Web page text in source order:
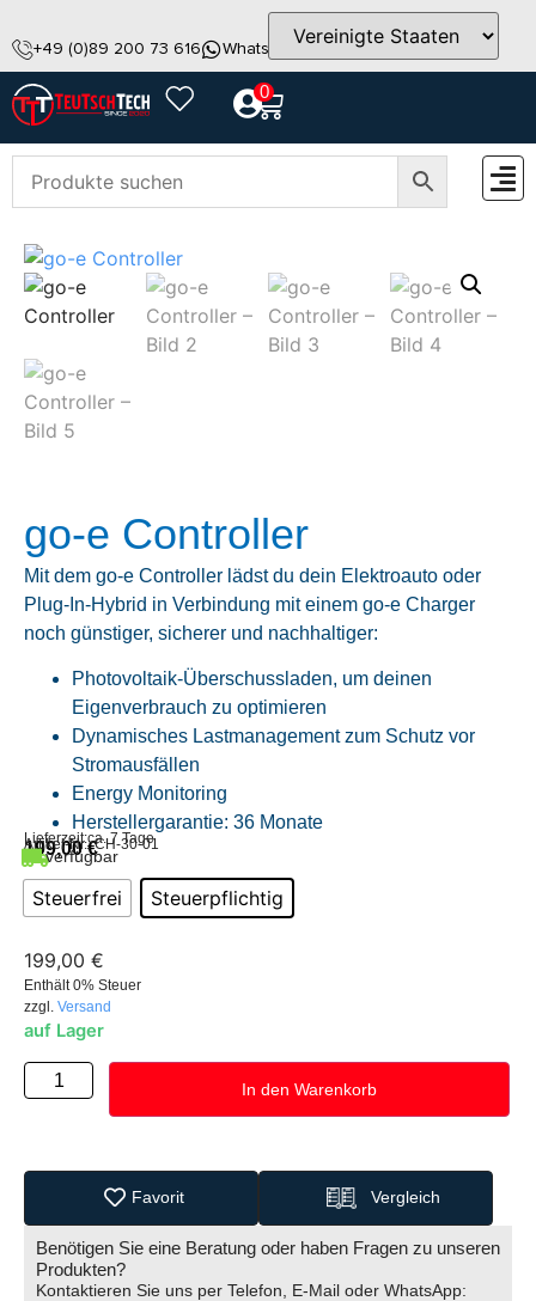
+49 (0)89 200 73 616 WhatsApp info@teutschtech.com
0
go-e Controller
Mit dem go-e Controller lädst du dein Elektroauto oder
Plug-In-Hybrid in Verbindung mit einem go-e Charger
noch günstiger, sicherer und nachhaltiger:
Photovoltaik-Überschussladen, um deinen
Eigenverbrauch zu optimieren
Dynamisches Lastmanagement zum Schutz vor
Stromausfällen
Energy Monitoring
Herstellergarantie: 36 Monate
199,00€
Artikel-Nr.: CH-30-01
Lieferzeit:ca. 7 Tage
verfügbar
Steuerfrei Steuerpflichtig
199,00 €
Enthält 0% Steuer
zzgl. Versand
auf Lager
In den Warenkorb
Favorit Vergleich
Benötigen Sie eine Beratung oder haben Fragen zu unseren
Produkten?
Kontaktieren Sie uns per Telefon, E-Mail oder WhatsApp: